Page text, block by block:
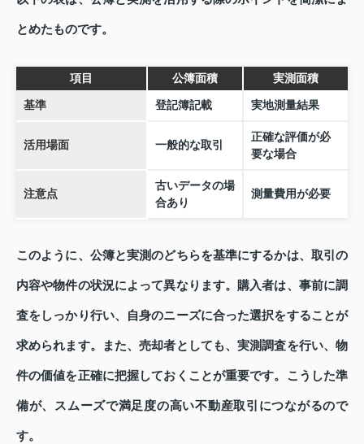
とめたものです。
項目 公簿面積 実測面積
基準 登記簿記載 実地測量結果
活用場面 一般的な取引
正確な評価が必
要な場合
注意点
古いデータの場
合あり
測量費用が必要
このように、公簿と実測のどちらを基準にするかは、取引の
内容や物件の状況によって異なります。購入者は、事前に調
査をしっかり行い、自身のニーズに合った選択をすることが
求められます。また、売却者としても、実測調査を行い、物
件の価値を正確に把握しておくことが重要です。こうした準
備が、スムーズで満足度の高い不動産取引につながるので
す。